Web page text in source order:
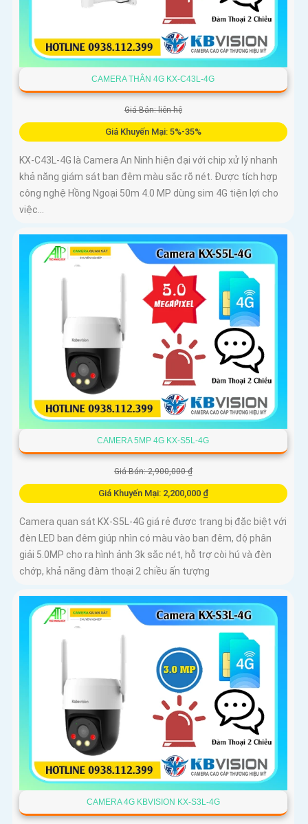
CAMERA THÂN 4G KX-C43L-4G
Giá Bán: liên hệ
Giá Khuyến Mại: 5%-35%
KX-C43L-4G là Camera An Ninh hiện đại với chip xử lý nhanh
khả năng giám sát ban đêm màu sắc rõ nét. Được tích hợp
công nghệ Hồng Ngoại 50m 4.0 MP dùng sim 4G tiện lợi cho
việc...
CAMERA 5MP 4G KX-S5L-4G
Giá Bán: 2,900,000 ₫
Giá Khuyến Mại: 2,200,000 ₫
Camera quan sát KX-S5L-4G giá rẻ được trang bị đặc biệt với
đèn LED ban đêm giúp nhìn có màu vào ban đêm, độ phân
giải 5.0MP cho ra hình ảnh 3k sắc nét, hỗ trợ còi hú và đèn
chớp, khả năng đàm thoại 2 chiều ấn tượng
CAMERA 4G KBVISION KX-S3L-4G